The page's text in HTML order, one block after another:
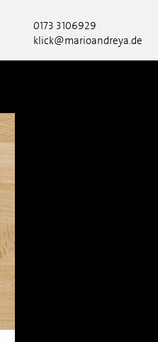
0173 3106929
klick@marioandreya.de